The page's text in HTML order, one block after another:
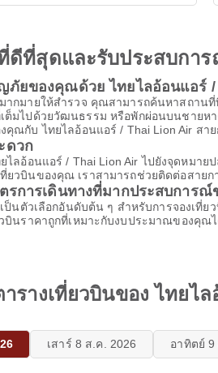
ดีที่สุดและรับประสบกา
ภัยของคุณด้วย ไทยไลอ้อนแอร์
ากมายให้สํารวจ คุณสามารถค้นหาสถาน
ต็มไปด้วยวัฒนธรรม หรือพักผ่อนบนชายห
คุณกับ ไทยไลอ้อนแอร์ / Thai Lion Air ส
ดวก
ไลอ้อนแอร์ / Thai Lion Air ไปยังจุดหม
ยวบินของคุณ เราสามารถช่วยติดต่อสาย
รการเดินทางที่มากประสบการ
ป็นตัวเลือกอันดับต้น ๆ สําหรับการจองเที่
บินราคาถูกที่เหมาะกับงบประมาณของคุณไ
รางเที่ยวบินของ ไทยไ
เสาร์ 8 ส.ค. 2026 อาทิตย์ 9